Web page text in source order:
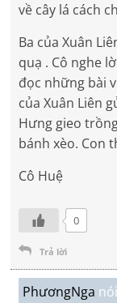
về cây lá cách
Ba của Xuân
quạ . Cô nghe
đọc những bài
của Xuân Liên
Hưng gieo
bánh xèo. Con
Cô Huệ
0
Trả lời
PhươngNga